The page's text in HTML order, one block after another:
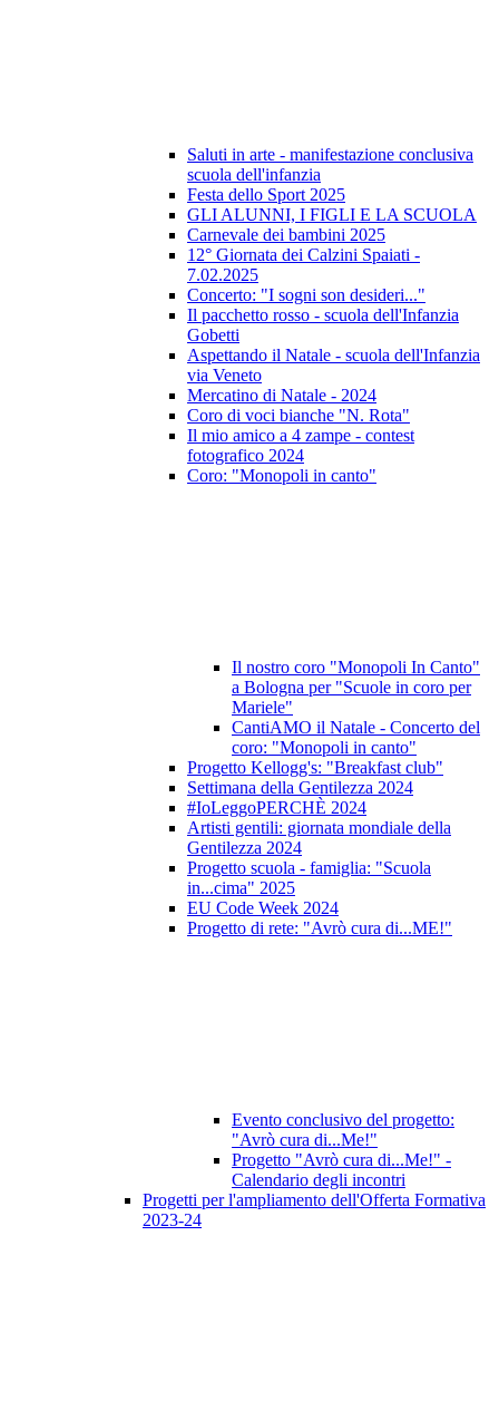
Saluti in arte - manifestazione conclusiva
scuola dell'infanzia
Festa dello Sport 2025
GLI ALUNNI, I FIGLI E LA SCUOLA
Carnevale dei bambini 2025
12° Giornata dei Calzini Spaiati -
7.02.2025
Concerto: "I sogni son desideri..."
Il pacchetto rosso - scuola dell'Infanzia
Gobetti
Aspettando il Natale - scuola dell'Infanzia
via Veneto
Mercatino di Natale - 2024
Coro di voci bianche "N. Rota"
Il mio amico a 4 zampe - contest
fotografico 2024
Coro: "Monopoli in canto"
Il nostro coro "Monopoli In Canto"
a Bologna per "Scuole in coro per
Mariele"
CantiAMO il Natale - Concerto del
coro: "Monopoli in canto"
Progetto Kellogg's: "Breakfast club"
Settimana della Gentilezza 2024
#IoLeggoPERCHÈ 2024
Artisti gentili: giornata mondiale della
Gentilezza 2024
Progetto scuola - famiglia: "Scuola
in...cima" 2025
EU Code Week 2024
Progetto di rete: "Avrò cura di...ME!"
Evento conclusivo del progetto:
"Avrò cura di...Me!"
Progetto "Avrò cura di...Me!" -
Calendario degli incontri
Progetti per l'ampliamento dell'Offerta Formativa
2023-24